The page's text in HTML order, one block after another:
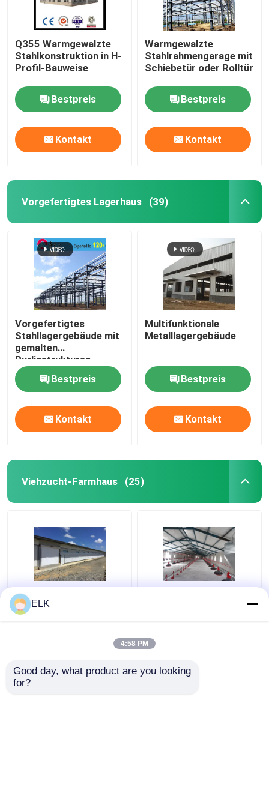
Q355 Warmgewalzte
Stahlkonstruktion in H-
Profil-Bauweise
Bestpreis
Kontakt
Warmgewalzte
Stahlrahmengarage mit
Schiebetür oder Rolltür
Bestpreis
Kontakt
Vorgefertigtes Lagerhaus (39)
Vorgefertigtes
Stahllagergebäude mit
gemalten
Purlinstrukturen
Bestpreis
Kontakt
Multifunktionale
Metalllagergebäude
Bestpreis
Kontakt
Viehzucht-Farmhaus (25)
ISO Viehzuchthaus
Fertigstahlkonstruktion
Vorgefertigte
Stahlkonstruktion
ELK
4:58 PM
Good day, what product are you looking
for?